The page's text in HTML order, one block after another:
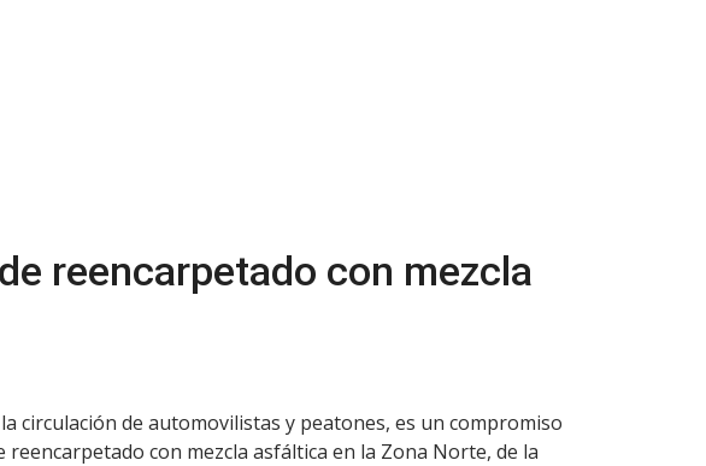
reencarpetado con mezcla
circulación de automovilistas y peatones, es un compromiso
con mezcla asfáltica en la Zona Norte, de la